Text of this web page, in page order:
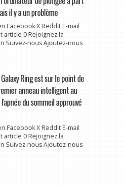
il y a un problème
Facebook X Reddit E-mail
article 0 Rejoignez la
Suivez-nous Ajoutez-nous
Ring est sur le point de
anneau intelligent au
du sommeil approuvé
Facebook X Reddit E-mail
article 0 Rejoignez la
Suivez-nous Ajoutez-nous